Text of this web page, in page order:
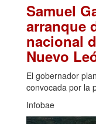
Samuel
arranque
nacional
Nuevo
El gobernador
convocada por la
Infobae